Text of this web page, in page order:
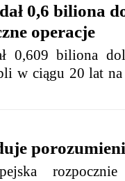
0,6 biliona
operacje
0,609 biliona
w ciągu 20 lat na